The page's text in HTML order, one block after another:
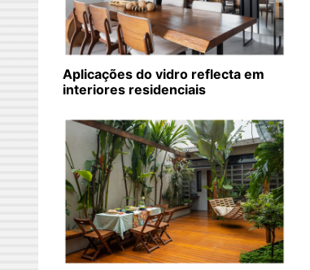
Aplicações do vidro reflecta em
interiores residenciais